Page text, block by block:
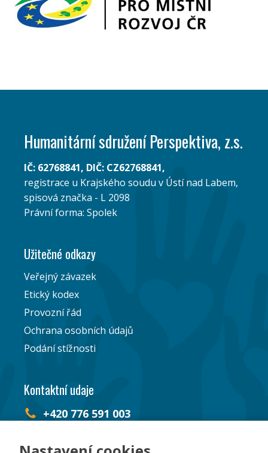
Humanitární sdružení Perspektiva, z.s.
IČ: 62768841, DIČ: CZ62768841,
registrace u Krajského soudu v Ústí nad Labem,
spisová značka - L 2098
Právní forma: Spolek
Užitečné odkazy
Veřejný závazek
Etický kodex
Provozní řád
Ochrana osobních údajů
Podání stížnosti
Kontaktní udaje
+420 776 591 003